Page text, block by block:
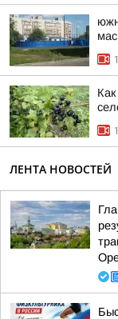
ЛЕНТА НОВОСТЕЙ